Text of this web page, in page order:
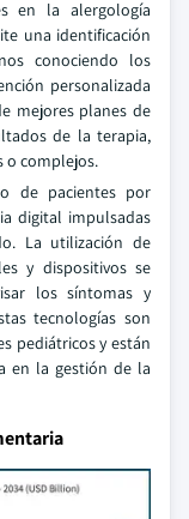
en la alergología
una identificación
conociendo los
personalizada
mejores planes de
de la terapia,
o complejos.
de pacientes por
digital impulsadas
La utilización de
y dispositivos se
los síntomas y
tecnologías son
pediátricos y están
en la gestión de la